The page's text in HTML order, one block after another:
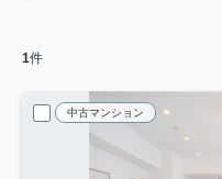
1件
中古マンション